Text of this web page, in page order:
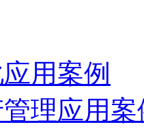
用案例
理应用案